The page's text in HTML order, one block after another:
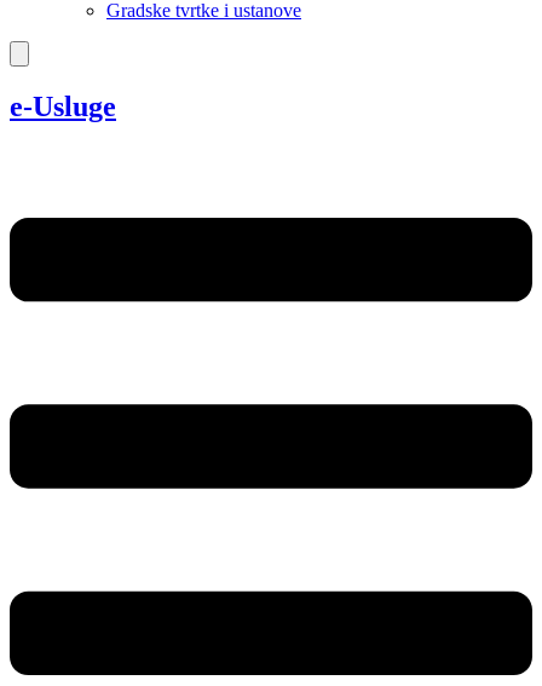
Gradske tvrtke i ustanove
e-Usluge